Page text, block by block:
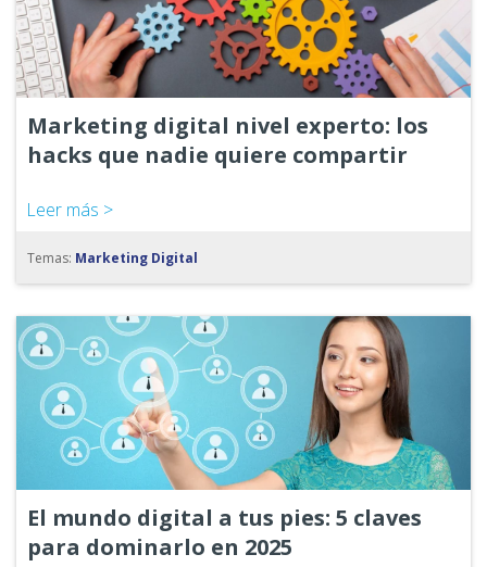
Marketing digital nivel experto: los
hacks que nadie quiere compartir
Leer más >
Temas: Marketing Digital
El mundo digital a tus pies: 5 claves
para dominarlo en 2025